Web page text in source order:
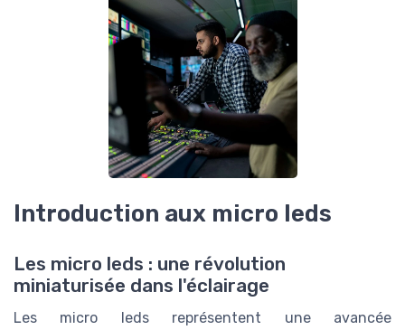
Introduction aux micro leds
Les micro leds : une révolution
miniaturisée dans l'éclairage
Les micro leds représentent une avancée